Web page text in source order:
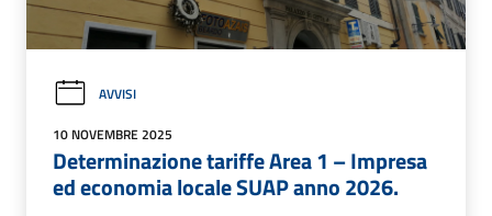
AVVISI
10 NOVEMBRE 2025
Determinazione tariffe Area 1 – Impresa
ed economia locale SUAP anno 2026.